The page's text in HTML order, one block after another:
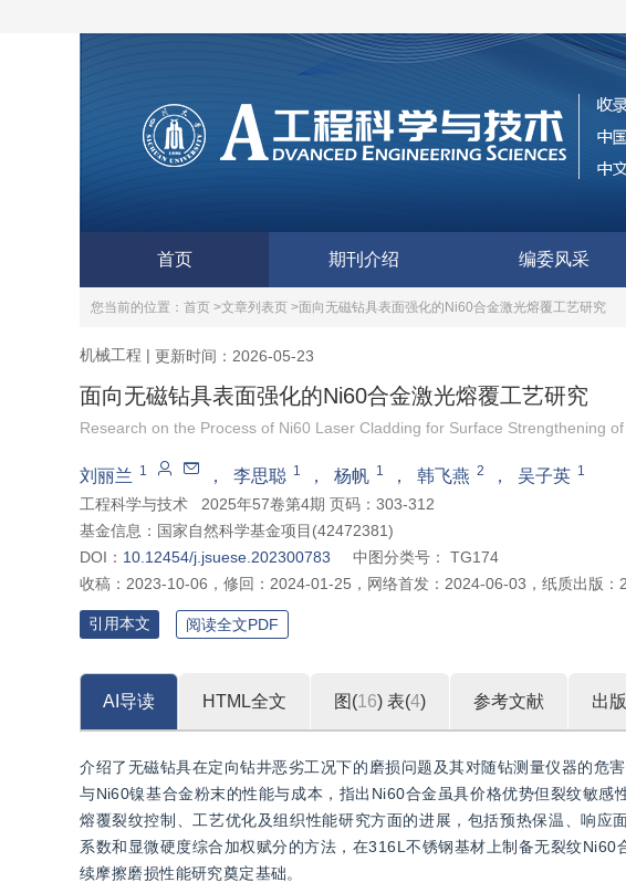
首页 期刊介绍 编委风采
您当前的位置： 首页 >文章列表页 >面向无磁钻具表面强化的Ni60合金激光熔覆工艺研究
机械工程 | 更新时间：2026-05-23
面向无磁钻具表面强化的Ni60合金激光熔覆工艺研究
Research on the Process of Ni60 Laser Cladding for Surface Strengthening
刘丽兰 1 ， 李思聪 1 ， 杨帆 1 ， 韩飞燕 2 ， 吴子英 1
工程科学与技术
2025年57卷第4期 页码：303-312
基金信息： 国家自然科学基金项目(42472381)
DOI： 10.12454/j.jsuese.202300783 中图分类号：
TG174
收稿： 2023-10-06 ， 修回： 2024-01-25 ， 网络首发： 2024-06-03 ， 纸质出版：
引用本文 阅读全文PDF
AI导读 HTML全文 图(16) 表(4) 参考文献 出
介绍了无磁钻具在定向钻井恶劣工况下的磨损问题及其对随钻测量仪器的
与Ni60镍基合金粉末的性能与成本，指出Ni60合金虽具价格优势但裂纹敏
熔覆裂纹控制、工艺优化及组织性能研究方面的进展，包括预热保温、响
系数和显微硬度综合加权赋分的方法，在316L不锈钢基材上制备无裂纹
续摩擦磨损性能研究奠定基础。